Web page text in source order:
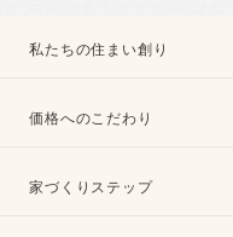
私たちの住まい創り
価格へのこだわり
家づくりステップ